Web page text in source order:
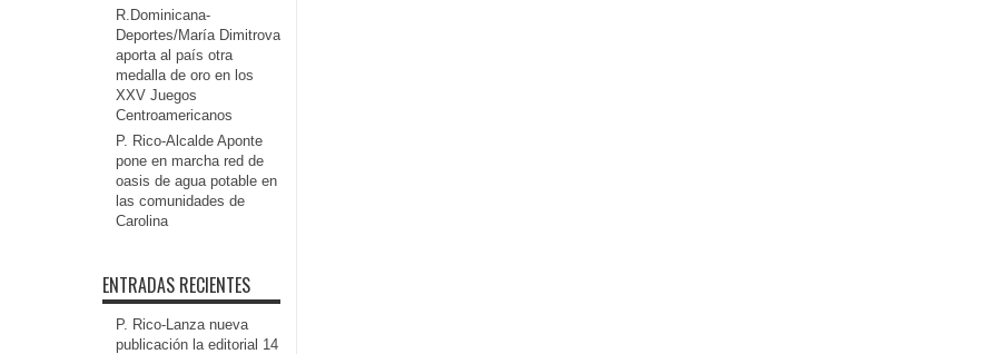
R.Dominicana-
Deportes/María Dimitrova
aporta al país otra
medalla de oro en los
XXV Juegos
Centroamericanos
P. Rico-Alcalde Aponte
pone en marcha red de
oasis de agua potable en
las comunidades de
Carolina
ENTRADAS RECIENTES
P. Rico-Lanza nueva
publicación la editorial 14